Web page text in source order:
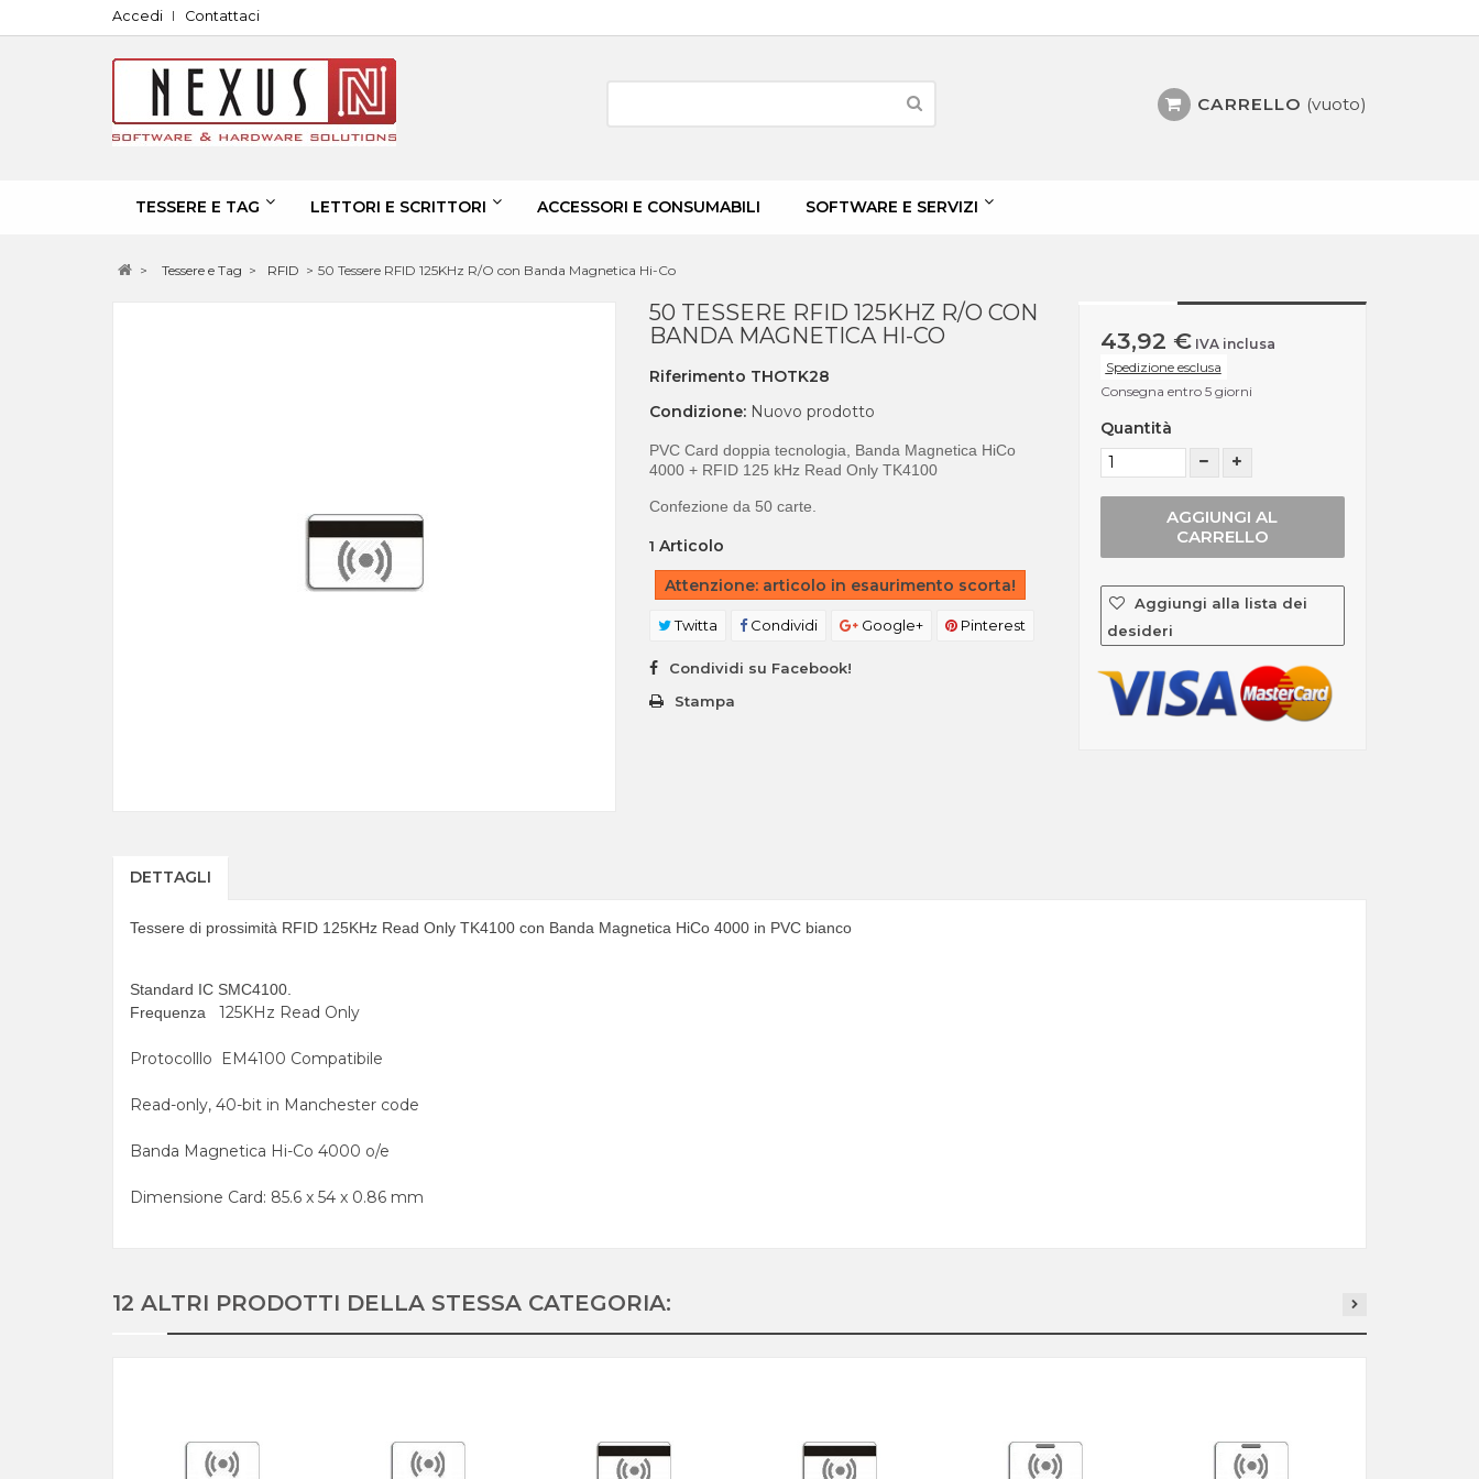
Accedi Contattaci
CARRELLO (vuoto)
TESSERE E TAG LETTORI E SCRITTORI ACCESSORI E CONSUMABILI SOFTWARE E SERVIZI
> Tessere e Tag > RFID > 50 Tessere RFID 125KHz R/O con Banda Magnetica Hi-Co
50 TESSERE RFID 125KHZ R/O CON
BANDA MAGNETICA HI-CO
Riferimento THOTK28
Condizione: Nuovo prodotto
PVC Card doppia tecnologia, Banda Magnetica HiCo
4000 + RFID 125 kHz Read Only TK4100
Confezione da 50 carte.
1 Articolo
Attenzione: articolo in esaurimento scorta!
Twitta Condividi Google+ Pinterest
Condividi su Facebook!
Stampa
43,92 €IVA inclusa
Spedizione esclusa
Consegna entro 5 giorni
Quantità
AGGIUNGI AL
CARRELLO
Aggiungi alla lista dei
desideri
DETTAGLI
Tessere di prossimità RFID 125KHz Read Only TK4100 con Banda Magnetica HiCo 4000 in PVC bianco
Standard IC SMC4100.
Frequenza
125KHz Read Only
Protocolllo EM4100 Compatibile
Read-only, 40-bit in Manchester code
Banda Magnetica Hi-Co 4000 o/e
Dimensione Card: 85.6 x 54 x 0.86 mm
12 ALTRI PRODOTTI DELLA STESSA CATEGORIA: